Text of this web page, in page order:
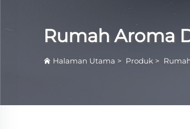
Rumah Aroma
Halaman Utama > Produk >